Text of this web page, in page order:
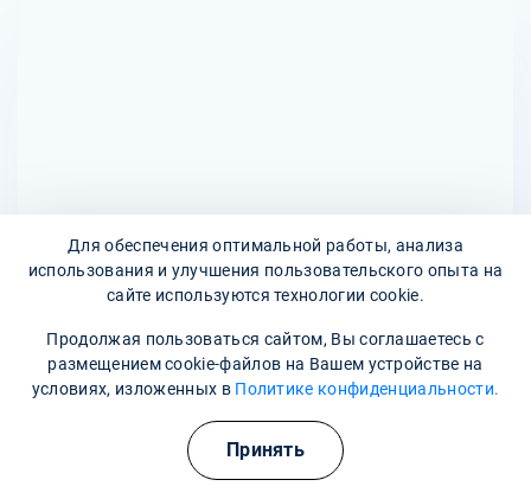
Адреса наших клиник
проспект Победы, 78А
Наши контакты
Для обеспечения оптимальной работы, анализа
использования и улучшения пользовательского опыта на
сайте используются технологии cookie.
Продолжая пользоваться сайтом, Вы соглашаетесь с
размещением cookie-файлов на Вашем устройстве на
условиях, изложенных в Политике конфиденциальности.
Принять